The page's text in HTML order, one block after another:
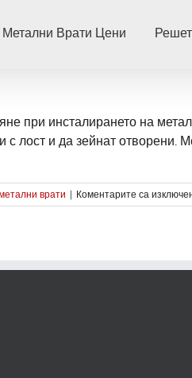
Метални Врати Цени
при инсталирането на
лост и да зейнат отворени.
врати | Коментарите са